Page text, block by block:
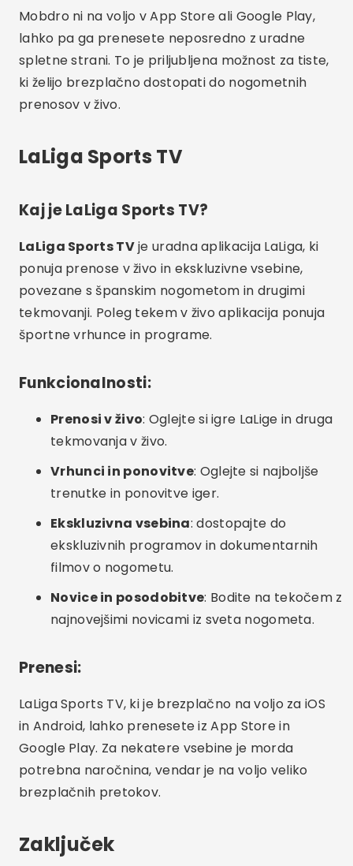
Mobdro ni na voljo v App Store ali Google Play,
lahko pa ga prenesete neposredno z uradne
spletne strani. To je priljubljena možnost za tiste,
ki želijo brezplačno dostopati do nogometnih
prenosov v živo.
LaLiga Sports TV
Kaj je LaLiga Sports TV?
LaLiga Sports TVje uradna aplikacija LaLiga, ki
ponuja prenose v živo in ekskluzivne vsebine,
povezane s španskim nogometom in drugimi
tekmovanji. Poleg tekem v živo aplikacija ponuja
športne vrhunce in programe.
Funkcionalnosti:
Prenosi v živo: Oglejte si igre LaLige in druga
tekmovanja v živo.
Vrhunci in ponovitve: Oglejte si najboljše
trenutke in ponovitve iger.
Ekskluzivna vsebina: dostopajte do
ekskluzivnih programov in dokumentarnih
filmov o nogometu.
Novice in posodobitve: Bodite na tekočem z
najnovejšimi novicami iz sveta nogometa.
Prenesi:
LaLiga Sports TV, ki je brezplačno na voljo za iOS
in Android, lahko prenesete iz App Store in
Google Play. Za nekatere vsebine je morda
potrebna naročnina, vendar je na voljo veliko
brezplačnih pretokov.
Zaključek